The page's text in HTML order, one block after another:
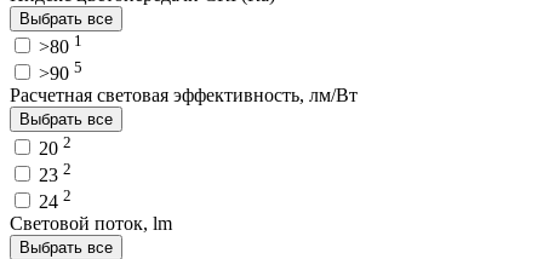
Выбрать все
>80 1
>90 5
Расчетная световая эффективность, лм/Вт
Выбрать все
20 2
23 2
24 2
Световой поток, lm
Выбрать все